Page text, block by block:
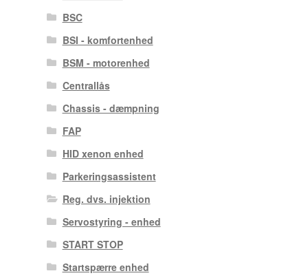
BSC
BSI - komfortenhed
BSM - motorenhed
Centrallås
Chassis - dæmpning
FAP
HID xenon enhed
Parkeringsassistent
Reg. dvs. injektion
Servostyring - enhed
START STOP
Startspærre enhed